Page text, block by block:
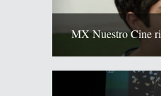
MX Nuestro Cine